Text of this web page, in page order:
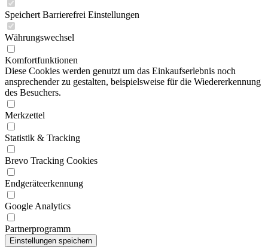
Speichert Barrierefrei Einstellungen
Währungswechsel
Komfortfunktionen
Diese Cookies werden genutzt um das Einkaufserlebnis noch
ansprechender zu gestalten, beispielsweise für die Wiedererkennung
des Besuchers.
Merkzettel
Statistik & Tracking
Brevo Tracking Cookies
Endgeräteerkennung
Google Analytics
Partnerprogramm